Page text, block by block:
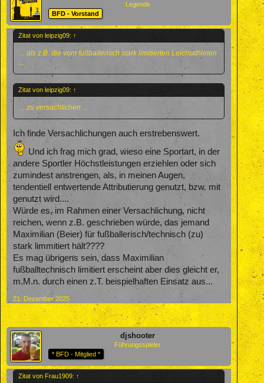
Legende
BFD - Vorstand
Zitat von leipzig09: ↑
... als z.B. die vom fußballerisch stark limitierten Leichtathleten
...
Zitat von leipzig09: ↑
... zu versachlichen ...
Ich finde Versachlichungen auch erstrebenswert.
Und ich frag mich grad, wieso eine Sportart, in der
andere Sportler Höchstleistungen erziehlen oder sich
zumindest anstrengen, als, in meinen Augen,
tendentiell entwertende Attributierung genutzt, bzw. mit
genutzt wird....
Würde es, im Rahmen einer Versachlichung, nicht
reichen, wenn z.B. geschrieben würde, das jemand
Maximilian (Beier) für fußballerisch/technisch (zu)
stark limmitiert hält????
Es mag übrigens sein, dass Maximilian
fußballtechnisch limitiert erscheint aber dies gleicht er,
m.M.n. durch einen z.T. beispielhaften Einsatz aus...
21. Dezember 2025
djshooter
Führungsspieler
* BFD - Mitglied *
Zitat von Frau1909: ↑